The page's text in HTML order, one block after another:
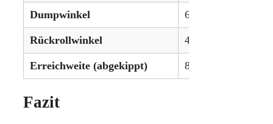
Dumpwinkel 60°
Rückrollwinkel 45°
Erreichweite (abgekippt) 86,6 cm
Fazit